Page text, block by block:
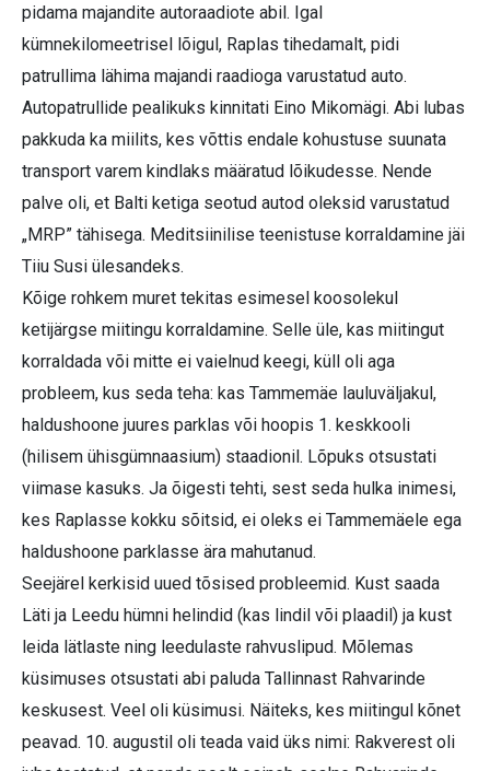
pidama majandite autoraadiote abil. Igal
kümnekilomeetrisel lõigul, Raplas tihedamalt, pidi
patrullima lähima majandi raadioga varustatud auto.
Autopatrullide pealikuks kinnitati Eino Mikomägi. Abi lubas
pakkuda ka miilits, kes võttis endale kohustuse suunata
transport varem kindlaks määratud lõikudesse. Nende
palve oli, et Balti ketiga seotud autod oleksid varustatud
„MRP” tähisega. Meditsiinilise teenistuse korraldamine jäi
Tiiu Susi ülesandeks.
Kõige rohkem muret tekitas esimesel koosolekul
ketijärgse miitingu korraldamine. Selle üle, kas miitingut
korraldada või mitte ei vaielnud keegi, küll oli aga
probleem, kus seda teha: kas Tammemäe lauluväljakul,
haldushoone juures parklas või hoopis 1. keskkooli
(hilisem ühisgümnaasium) staadionil. Lõpuks otsustati
viimase kasuks. Ja õigesti tehti, sest seda hulka inimesi,
kes Raplasse kokku sõitsid, ei oleks ei Tammemäele ega
haldushoone parklasse ära mahutanud.
Seejärel kerkisid uued tõsised probleemid. Kust saada
Läti ja Leedu hümni helindid (kas lindil või plaadil) ja kust
leida lätlaste ning leedulaste rahvuslipud. Mõlemas
küsimuses otsustati abi paluda Tallinnast Rahvarinde
keskusest. Veel oli küsimusi. Näiteks, kes miitingul kõnet
peavad. 10. augustil oli teada vaid üks nimi: Rakverest oli